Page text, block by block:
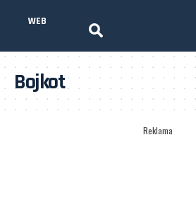
WEB
Bojkot
Reklama